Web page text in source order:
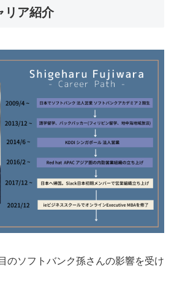
リア紹介
のソフトバンク孫さんの影響を受け